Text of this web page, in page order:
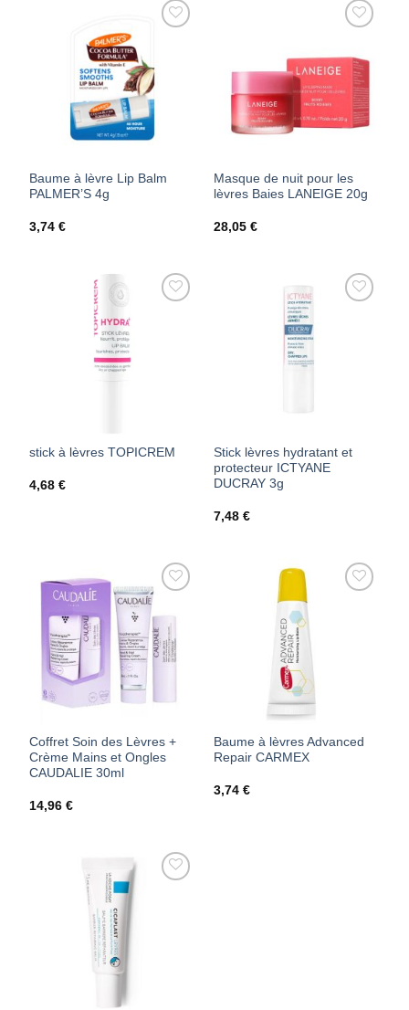
AJOUTER
À MES
FAVORIS
Baume à lèvre Lip Balm
PALMER’S 4g
3,74€
À MES
FAVORIS
Masque de nuit pour les
lèvres Baies LANEIGE 20g
28,05 €
AJOUTER
FAVORIS
stick à lèvres TOPICREM
4,68€
AJOUTER
Stick lèvres hydratant et
protecteur ICTYANE
DUCRAY 3g
7,48 €
AJOUTER
À MES
FAVORIS
Coffret Soin des Lèvres +
Crème Mains et Ongles
CAUDALIE 30ml
14,96€
AJOUTER
Baume à lèvres Advanced
Repair CARMEX
3,74 €
AJOUTER